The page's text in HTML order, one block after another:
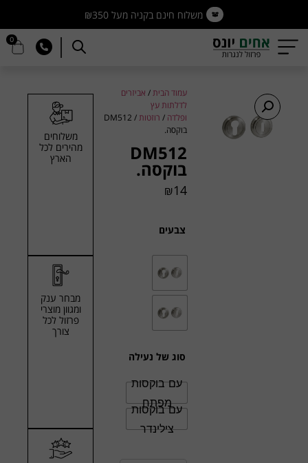
משלוח חינם בקניה מעל ₪350
0
משלוחים
מהירים לכל
הארץ
מבחר ענק
ומגוון מוצרי
פרזול לכל
צורך
עמוד הבית/ אביזרים
לדלתות עץ
ופלדה / רוזטות
/ DM512
בוקסה.
DM512
בוקסה.
₪14
צבעים
סוג של נעילה
עם בוקסות
מפתח
עם בוקסות
צילינדר